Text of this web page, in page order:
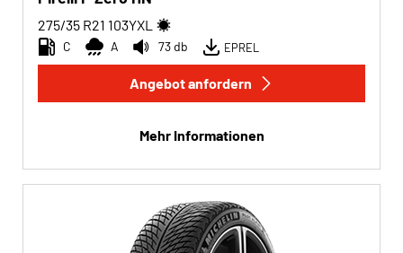
275/35 R21 103YXL
C A 73 db EPREL
Angebot anfordern
Mehr Informationen